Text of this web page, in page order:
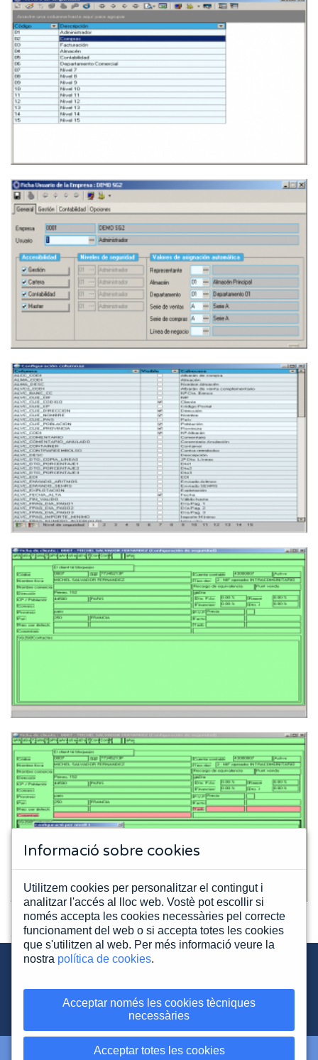
< TOTS ELS MÒDULS
972 400 900
MAPA WEB
Informació sobre cookies
Utilitzem cookies per personalitzar el contingut i
analitzar l'accés al lloc web. Vostè pot escollir si
només accepta les cookies necessàries pel correcte
funcionament del web o si accepta totes les cookies
que s'utilitzen al web. Per més informació veure la
nostra política de cookies.
Acceptar només les cookies tècniques
necessàries
Acceptar totes les cookies